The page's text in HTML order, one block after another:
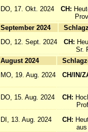
DO, 17. Okt. 2024 CH:
September 2024
DO, 12. Sept. 2024
CH:
Sr.
August 2024
MO, 19. Aug. 2024
CH/IN/
DO, 15. Aug. 2024
CH:
DI, 13. Aug. 2024
CH:
aus